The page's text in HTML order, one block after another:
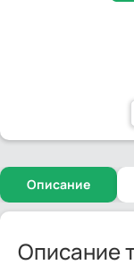
Описание
Описание